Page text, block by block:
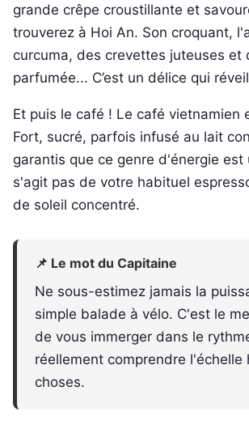
grande crêpe croustillante et
trouverez à Hoi An. Son croquant,
curcuma, des crevettes juteuses et
parfumée... C’est un délice qui
Et puis le café ! Le café vietnamien
Fort, sucré, parfois infusé au lait
garantis que ce genre d'énergie est
s'agit pas de votre habituel
de soleil concentré.
📌 Le mot du Capitaine
Ne sous-estimez jamais la
simple balade à vélo. C'est le
de vous immerger dans le
réellement comprendre l'échelle
choses.